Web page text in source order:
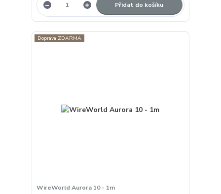
Přidat do košíku
Doprava ZDARMA
WireWorld Aurora 10 - 1m